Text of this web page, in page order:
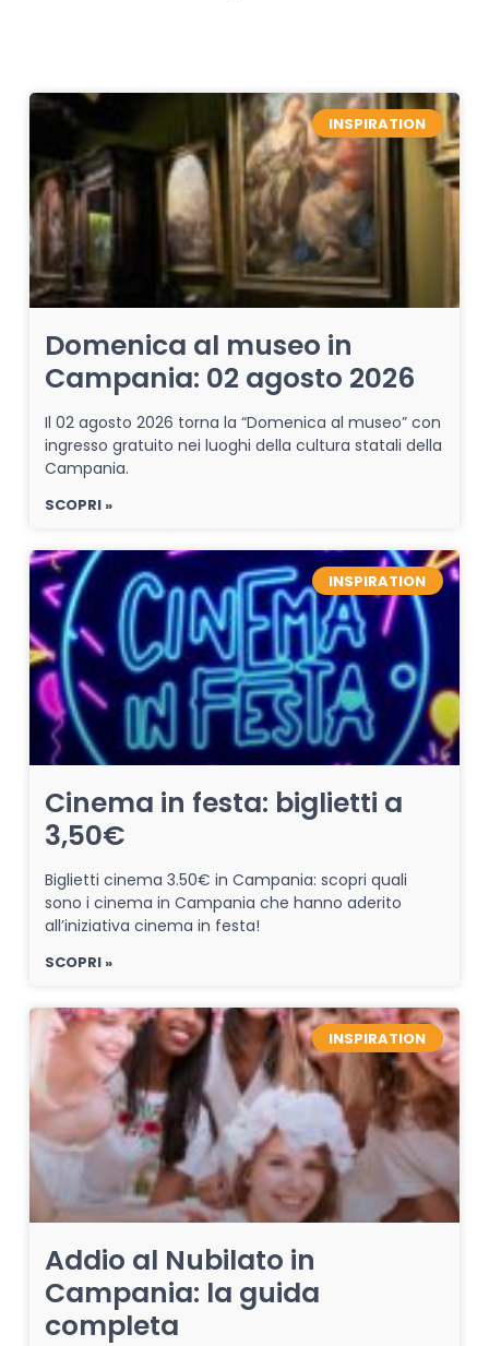
INSPIRATION
Domenica al museo in
Campania: 02 agosto 2026
Il 02 agosto 2026 torna la “Domenica al museo” con
ingresso gratuito nei luoghi della cultura statali della
Campania.
SCOPRI »
INSPIRATION
Cinema in festa: biglietti a
3,50€
Biglietti cinema 3.50€ in Campania: scopri quali
sono i cinema in Campania che hanno aderito
all’iniziativa cinema in festa!
SCOPRI »
INSPIRATION
Addio al Nubilato in
Campania: la guida
completa